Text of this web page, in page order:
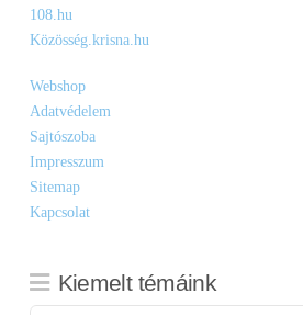
108.hu
Közösség.krisna.hu
Webshop
Adatvédelem
Sajtószoba
Impresszum
Sitemap
Kapcsolat
Kiemelt témáink